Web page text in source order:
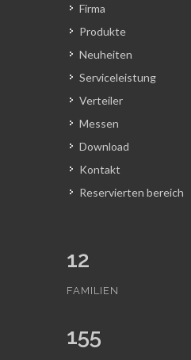
Firma
Produkte
Neuheiten
Serviceleistung
Verteiler
Messen
Download
Kontakt
Reservierten bereich
12
FAMILIEN
155